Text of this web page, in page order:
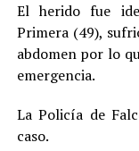
El herido fue
Primera (49),
abdomen por lo
emergencia.
La Policía de
caso.